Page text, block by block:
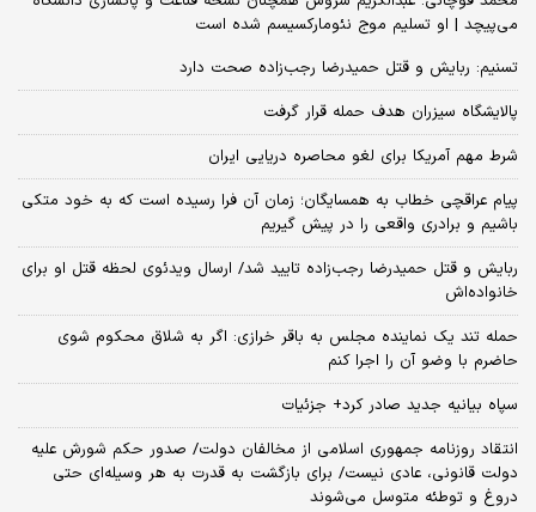
می‌پیچد | او تسلیم موج نئومارکسیسم شده است
تسنیم: ربایش و قتل حمیدرضا رجب‌زاده صحت دارد
پالایشگاه سیزران هدف حمله قرار گرفت
شرط مهم آمریکا برای لغو محاصره دریایی ایران
پیام عراقچی خطاب به همسایگان؛ زمان آن فرا رسیده است که به خود متکی
باشیم و برادری واقعی را در پیش گیریم
ربایش و قتل حمیدرضا رجب‌زاده تایید شد/ ارسال ویدئوی لحظه قتل او برای
خانواده‌اش
حمله تند یک نماینده مجلس به باقر خرازی: اگر به شلاق محکوم شوی
حاضرم با وضو آن را اجرا کنم
سپاه بیانیه جدید صادر کرد+ جزئیات
انتقاد روزنامه جمهوری اسلامی از مخالفان دولت/ صدور حکم شورش علیه
دولت قانونی، عادی نیست/ برای بازگشت به قدرت به هر وسیله‌ای حتی
دروغ و توطئه متوسل می‌شوند